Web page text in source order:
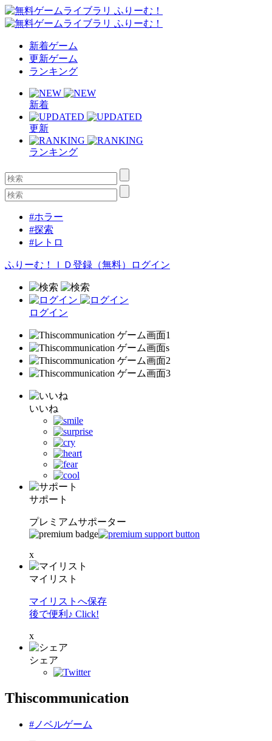
新着ゲーム
更新ゲーム
ランキング
新着
更新
ランキング
#ホラー
#探索
#レトロ
ふりーむ！ＩＤ登録（無料） ログイン
ログイン
いいね
サポート
プレミアムサポーター
x
マイリスト
マイリストへ保存
後で便利♪ Click!
x
シェア
Thiscommunication
#ノベルゲーム